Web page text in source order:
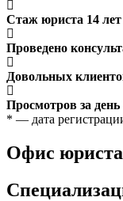
Стаж юриста 14 лет
Проведено
Довольных
Просмотров за день
* — дата
Офис юриста